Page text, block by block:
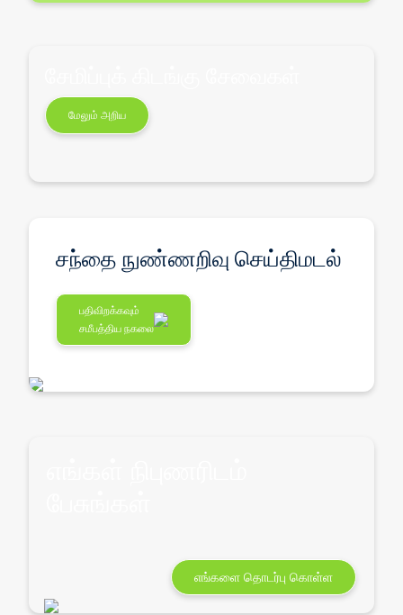
மேலும் அறிய
சந்தை நுண்ணறிவு செய்திமடல்
பதிவிறக்கவும்
சமீபத்திய நகலை
எங்களை தொடர்பு கொள்ள